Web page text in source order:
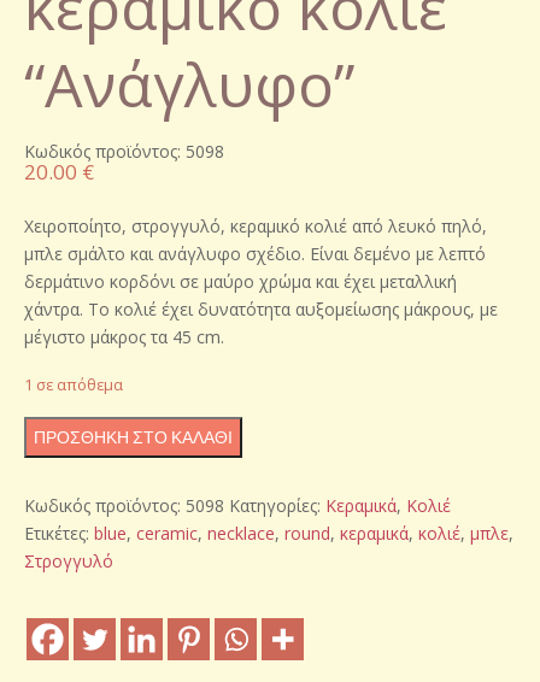
“Ανάγλυφο”
Κωδικός προϊόντος: 5098
20.00 €
Χειροποίητο, στρογγυλό, κεραμικό κολιέ από λευκό πηλό,
μπλε σμάλτο και ανάγλυφο σχέδιο. Είναι δεμένο με λεπτό
δερμάτινο κορδόνι σε μαύρο χρώμα και έχει μεταλλική
χάντρα. Το κολιέ έχει δυνατότητα αυξομείωσης μάκρους, με
μέγιστο μάκρος τα 45 cm.
1 σε απόθεμα
Χειροποίητο
κεραμικό
"Ανάγλυφο"
ποσότητα
ΠΡΟΣΘΉΚΗ ΣΤΟ ΚΑΛΆΘΙ
Κωδικός προϊόντος: 5098 Κατηγορίες: Κεραμικά, Κολιέ
Ετικέτες: blue, ceramic, necklace, round, κεραμικά, κολιέ, μπλε,
Στρογγυλό